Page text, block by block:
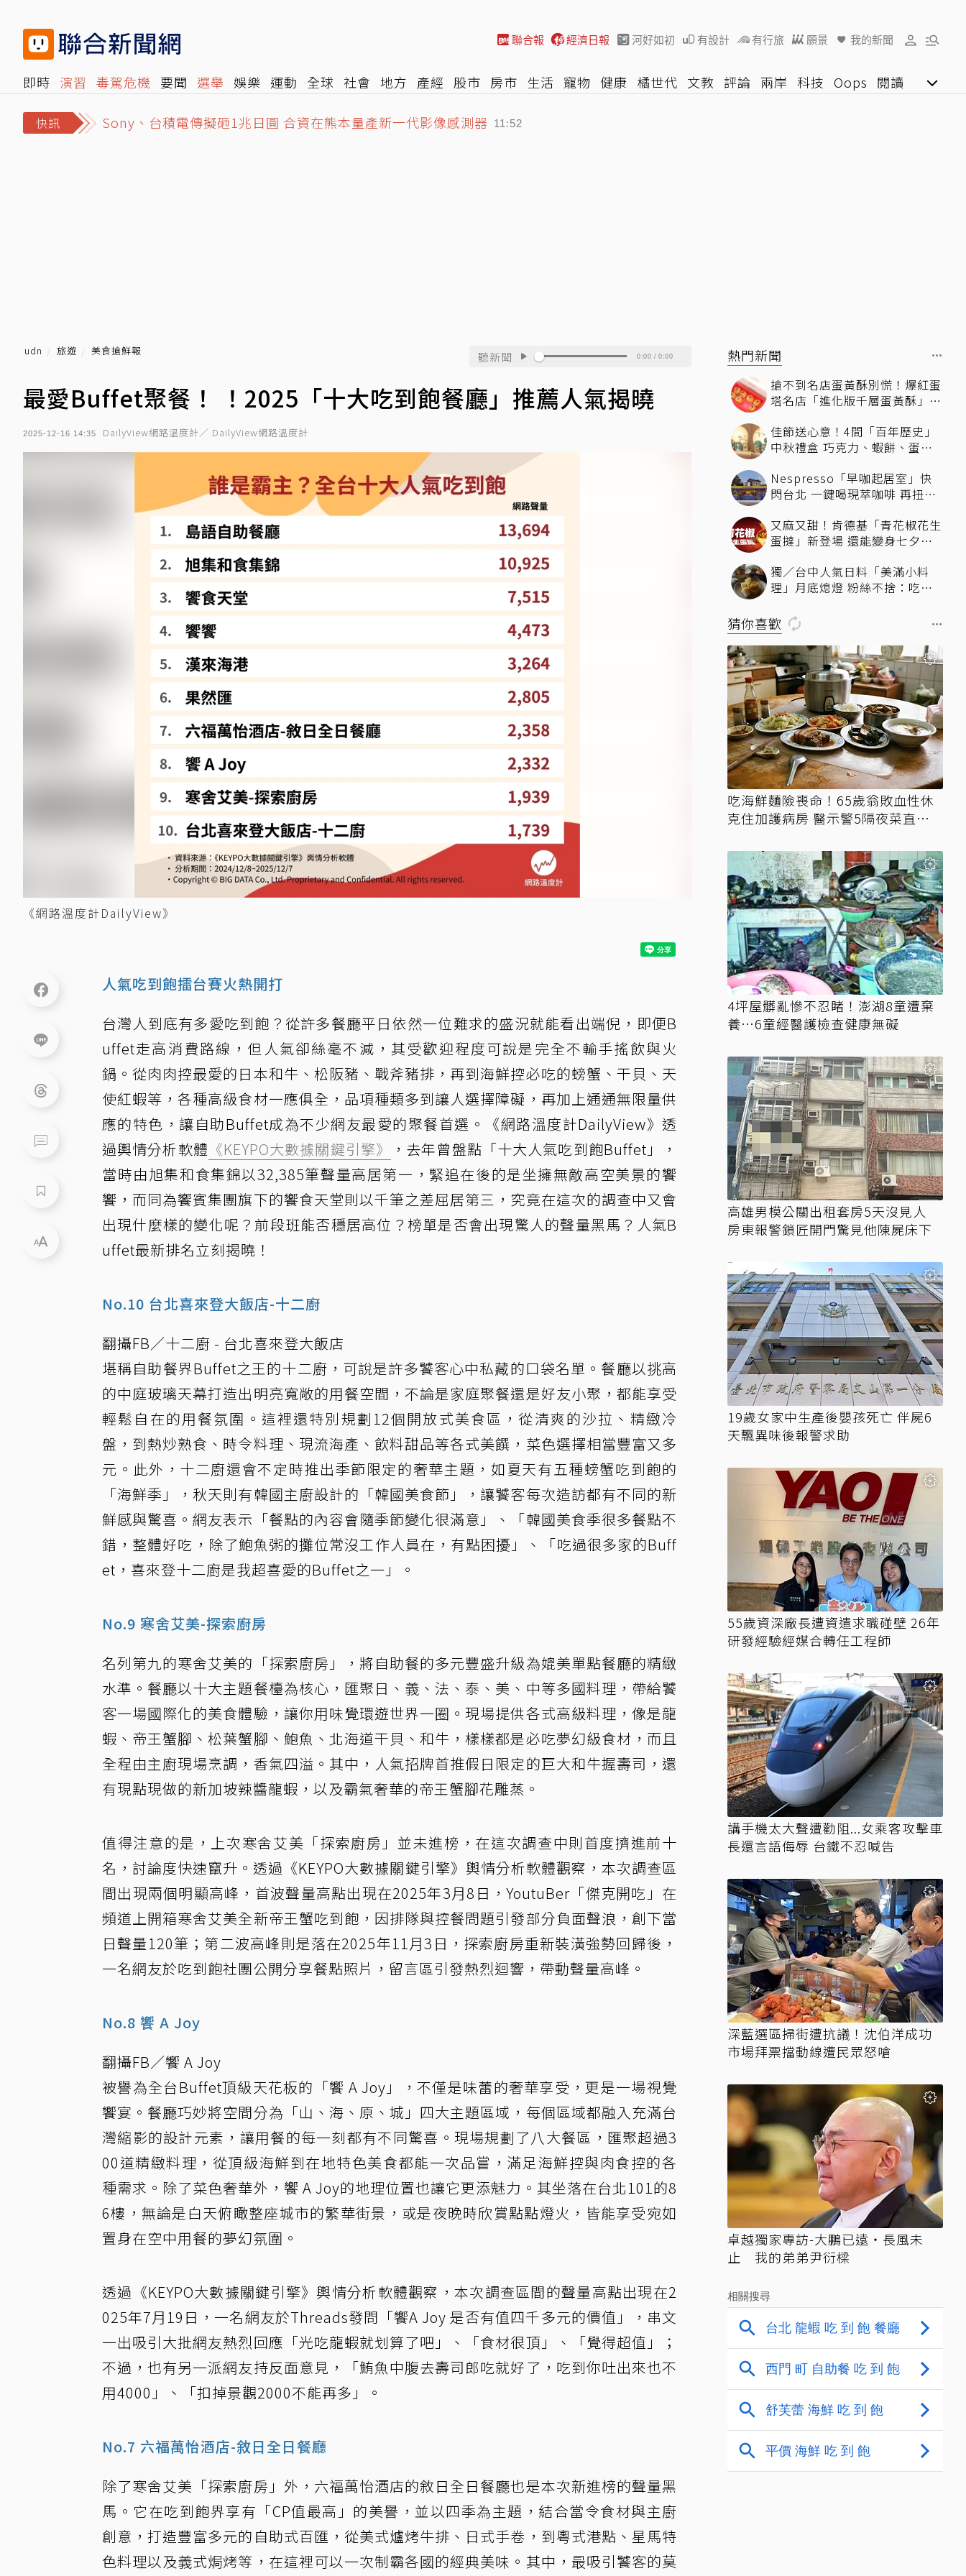
聯合報 經濟日報 河好如初 有設計 有行旅 願景 我的新聞
即時 演習 毒駕危機 要聞 選舉 娛樂 運動 全球 社會 地方 產經 股市 房市 生活 寵物 健康 橘世代 文教 評論 兩岸 科技 Oops
閱讀
快訊
Sony、台積電傳擬砸1兆日圓 合資在熊本量產新一代影像感測器
吳乃仁只想月還5萬？台糖：8月下旬協商 還錢沒誠意就再聲請管收 11:39
udn 旅遊 美食搶鮮報 聽新聞 0:00 / 0:00
最愛Buffet聚餐！ ！2025「十大吃到飽餐廳」推薦人氣揭曉
2025-12-16 14:35 DailyView網路溫度計／ DailyView網路溫度計
《網路溫度計DailyView》
人氣吃到飽擂台賽火熱開打
台灣人到底有多愛吃到飽？從許多餐廳平日依然一位難求的盛況就能看出端倪，即便B
uffet走高消費路線，但人氣卻絲毫不減，其受歡迎程度可說是完全不輸手搖飲與火
鍋。從肉肉控最愛的日本和牛、松阪豬、戰斧豬排，再到海鮮控必吃的螃蟹、干貝、天
使紅蝦等，各種高級食材一應俱全，品項種類多到讓人選擇障礙，再加上通通無限量供
應的特色，讓自助Buffet成為不少網友最愛的聚餐首選。《網路溫度計DailyView》透
過輿情分析軟體 《KEYPO大數據關鍵引擎》
，去年曾盤點「十大人氣吃到飽Buffet」，
當時由旭集和食集錦以32,385筆聲量高居第一，緊追在後的是坐擁無敵高空美景的饗
饗，而同為饗賓集團旗下的饗食天堂則以千筆之差屈居第三，究竟在這次的調查中又會
出現什麼樣的變化呢？前段班能否穩居高位？榜單是否會出現驚人的聲量黑馬？人氣B
uffet最新排名立刻揭曉！
No.10 台北喜來登大飯店-十二廚
翻攝FB／十二廚 - 台北喜來登大飯店
堪稱自助餐界Buffet之王的十二廚，可說是許多饕客心中私藏的口袋名單。餐廳以挑高
的中庭玻璃天幕打造出明亮寬敞的用餐空間，不論是家庭聚餐還是好友小聚，都能享受
輕鬆自在的用餐氛圍。這裡還特別規劃12個開放式美食區，從清爽的沙拉、精緻冷
盤，到熱炒熟食、時令料理、現流海產、飲料甜品等各式美饌，菜色選擇相當豐富又多
元。此外，十二廚還會不定時推出季節限定的奢華主題，如夏天有五種螃蟹吃到飽的
「海鮮季」，秋天則有韓國主廚設計的「韓國美食節」，讓饕客每次造訪都有不同的新
鮮感與驚喜。網友表示「餐點的內容會隨季節變化很滿意」、「韓國美食季很多餐點不
錯，整體好吃，除了鮑魚粥的攤位常沒工作人員在，有點困擾」、「吃過很多家的Buff
et，喜來登十二廚是我超喜愛的Buffet之一」。
No.9 寒舍艾美-探索廚房
名列第九的寒舍艾美的「探索廚房」，將自助餐的多元豐盛升級為媲美單點餐廳的精緻
水準。餐廳以十大主題餐檯為核心，匯聚日、義、法、泰、美、中等多國料理，帶給饕
客一場國際化的美食體驗，讓你用味覺環遊世界一圈。現場提供各式高級料理，像是龍
蝦、帝王蟹腳、松葉蟹腳、鮑魚、北海道干貝、和牛，樣樣都是必吃夢幻級食材，而且
全程由主廚現場烹調，香氣四溢。其中，人氣招牌首推假日限定的巨大和牛握壽司，還
有現點現做的新加坡辣醬龍蝦，以及霸氣奢華的帝王蟹腳花雕蒸。
值得注意的是，上次寒舍艾美「探索廚房」並未進榜，在這次調查中則首度擠進前十
名，討論度快速竄升。透過《KEYPO大數據關鍵引擎》輿情分析軟體觀察，本次調查區
間出現兩個明顯高峰，首波聲量高點出現在2025年3月8日，YoutuBer「傑克開吃」在
頻道上開箱寒舍艾美全新帝王蟹吃到飽，因排隊與控餐問題引發部分負面聲浪，創下當
日聲量120筆；第二波高峰則是落在2025年11月3日，探索廚房重新裝潢強勢回歸後，
一名網友於吃到飽社團公開分享餐點照片，留言區引發熱烈迴響，帶動聲量高峰。
No.8 饗 A Joy
翻攝FB／饗 A Joy
被譽為全台Buffet頂級天花板的「饗 A Joy」，不僅是味蕾的奢華享受，更是一場視覺
饗宴。餐廳巧妙將空間分為「山、海、原、城」四大主題區域，每個區域都融入充滿台
灣縮影的設計元素，讓用餐的每一刻都有不同驚喜。現場規劃了八大餐區，匯聚超過3
00道精緻料理，從頂級海鮮到在地特色美食都能一次品嘗，滿足海鮮控與肉食控的各
種需求。除了菜色奢華外，饗 A Joy的地理位置也讓它更添魅力。其坐落在台北101的8
6樓，無論是白天俯瞰整座城市的繁華街景，或是夜晚時欣賞點點燈火，皆能享受宛如
置身在空中用餐的夢幻氛圍。
透過《KEYPO大數據關鍵引擎》輿情分析軟體觀察，本次調查區間的聲量高點出現在2
025年7月19日，一名網友於Threads發問「饗A Joy 是否有值四千多元的價值」，串文
一出吸引大批網友熱烈回應「光吃龍蝦就划算了吧」、「食材很頂」、「覺得超值」；
不過，也有另一派網友持反面意見，「鮪魚中腹去壽司郎吃就好了，吃到你吐出來也不
用4000」、「扣掉景觀2000不能再多」。
No.7 六福萬怡酒店-敘日全日餐廳
除了寒舍艾美「探索廚房」外，六福萬怡酒店的敘日全日餐廳也是本次新進榜的聲量黑
馬。它在吃到飽界享有「CP值最高」的美譽，並以四季為主題，結合當令食材與主廚
創意，打造豐富多元的自助式百匯，從美式爐烤牛排、日式手卷，到粵式港點、星馬特
色料理以及義式焗烤等，在這裡可以一次制霸各國的經典美味。其中，最吸引饕客的莫
熱門新聞
搶不到名店蛋黃酥別慌！爆紅蛋
塔名店「進化版千層蛋黃酥」限
酥」第2件半價
佳節送心意！4間「百年歷史」
中秋禮盒 巧克力、蝦餅、蛋黃
Nespresso「早咖起居室」快
閃台北 一鍵喝現萃咖啡 再扭
又麻又甜！肯德基「青花椒花生
蛋撻」新登場 還能變身七夕蛋
獨／台中人氣日料「美滿小料
理」月底熄燈 粉絲不捨：吃過
猜你喜歡
吃海鮮麵險喪命！65歲翁敗血性休
克住加護病房 醫示警5隔夜菜直接
4坪屋髒亂慘不忍睹！澎湖8童遭棄
養…6童經醫護檢查健康無礙
高雄男模公關出租套房5天沒見人
房東報警鎖匠開門驚見他陳屍床下
19歲女家中生產後嬰孩死亡 伴屍6
天飄異味後報警求助
55歲資深廠長遭資遣求職碰壁 26年
研發經驗經媒合轉任工程師
講手機太大聲遭勸阻...女乘客攻擊車
長還言語侮辱 台鐵不忍喊告
深藍選區掃街遭抗議！沈伯洋成功
市場拜票擋動線遭民眾怒嗆
卓越獨家專訪-大鵬已遠‧長風未
止 我的弟弟尹衍樑